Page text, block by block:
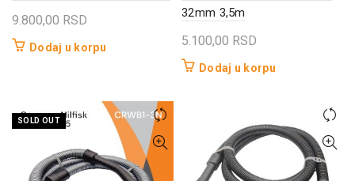
9.800,00 RSD
Dodaj u korpu
32mm 3,5m
5.100,00 RSD
Dodaj u korpu
SOLD OUT